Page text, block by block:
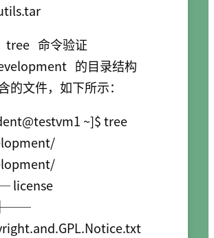
tree 命令验证
的目录结构
的文件，如下所示：
~]$ tree
license